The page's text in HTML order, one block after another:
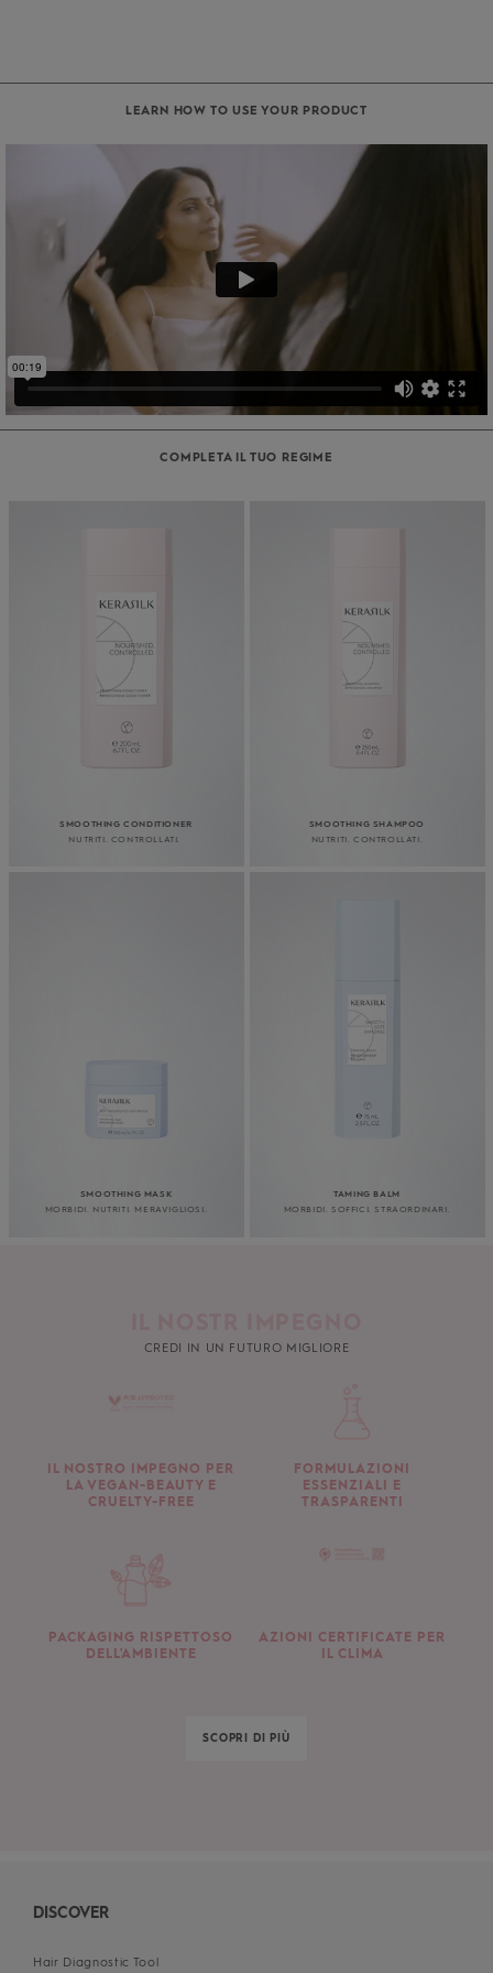
LEARN HOW TO USE YOUR PRODUCT
COMPLETA IL TUO REGIME
SMOOTHING CONDITIONER
NUTRITI. CONTROLLATI.
SMOOTHING SHAMPOO
NUTRITI. CONTROLLATI.
SMOOTHING MASK
MORBIDI. NUTRITI. MERAVIGLIOSI.
TAMING BALM
MORBIDI. SOFFICI. STRAORDINARI.
CREDI IN UN FUTURO MIGLIORE
SCOPRI DI PIÙ
IL NOSTRO IMPEGNO PER
LA VEGAN-BEAUTY E
CRUELTY-FREE
FORMULAZIONI
ESSENZIALI E
TRASPARENTI
PACKAGING RISPETTOSO
DELL'AMBIENTE
AZIONI CERTIFICATE PER
IL CLIMA
DISCOVER
Hair Diagnostic Tool